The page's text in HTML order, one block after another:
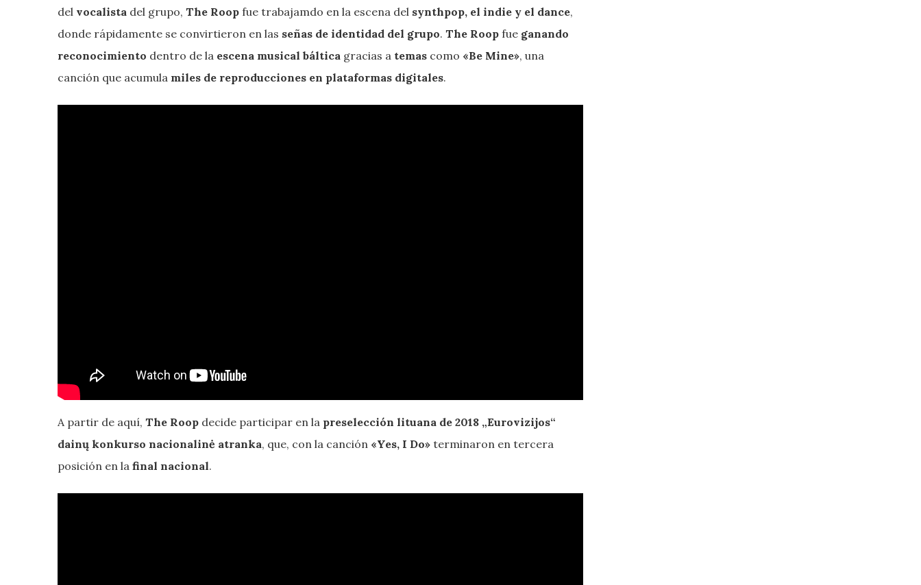
del vocalista del grupo, The Roop fue trabajamdo en la escena del synthpop, el indie y el dance,
donde rápidamente se convirtieron en las señas de identidad del grupo. The Roop fue ganando
reconocimiento dentro de la escena musical báltica gracias a temas como «Be Mine», una
canción que acumula miles de reproducciones en plataformas digitales.
A partir de aquí, The Roop decide participar en la preselección lituana de 2018 „Eurovizijos“
dainų konkurso nacionalinė atranka, que, con la canción «Yes, I Do» terminaron en tercera
posición en la final nacional.